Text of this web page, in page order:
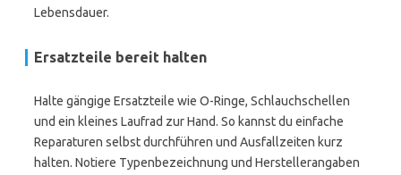
Lebensdauer.
Ersatzteile bereit halten
Halte gängige Ersatzteile wie O-Ringe, Schlauchschellen
und ein kleines Laufrad zur Hand. So kannst du einfache
Reparaturen selbst durchführen und Ausfallzeiten kurz
halten. Notiere Typenbezeichnung und Herstellerangaben